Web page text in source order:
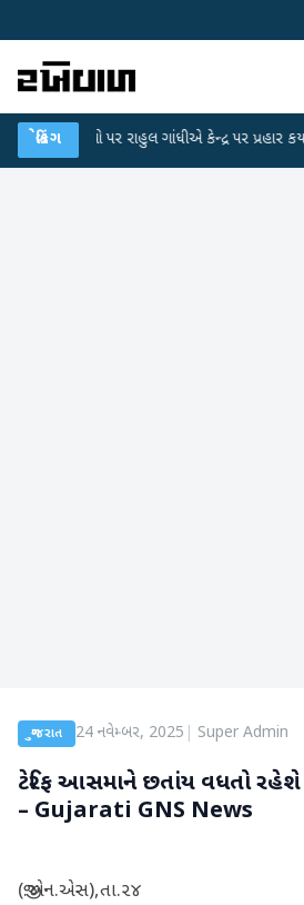
બ્રેકિંગ
પર રાહુલ ગાંધીએ કેન્દ્ર પર પ્રહાર કર્યા ●
ગુજરાત 24 નવેમ્બર, 2025 Super Admin
ટેરિફ આસમાને છતાંય વધતો રહેશે
– Gujarati GNS News
(જી.એન.એસ),તા.૨૪